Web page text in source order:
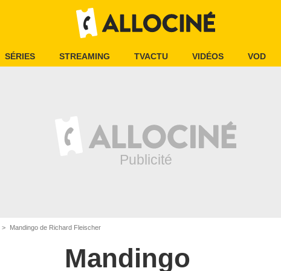
SÉRIES STREAMING TVACTU VIDÉOS VOD
Mandingo de Richard Fleischer
Mandingo